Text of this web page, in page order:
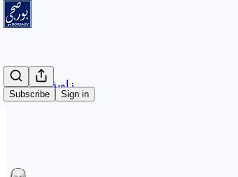
Subscribe Sign in
زاوية بودكاست